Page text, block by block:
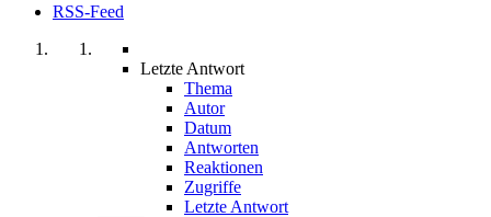
RSS-Feed
Letzte Antwort
Thema
Autor
Datum
Antworten
Reaktionen
Zugriffe
Letzte Antwort